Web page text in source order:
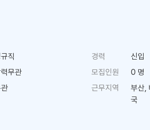
직 경력
신입
무관 모집인원
0 명
근무지역
부산,
국